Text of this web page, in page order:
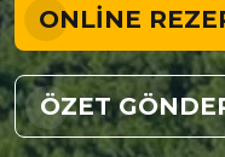
ONLINE
ÖZET